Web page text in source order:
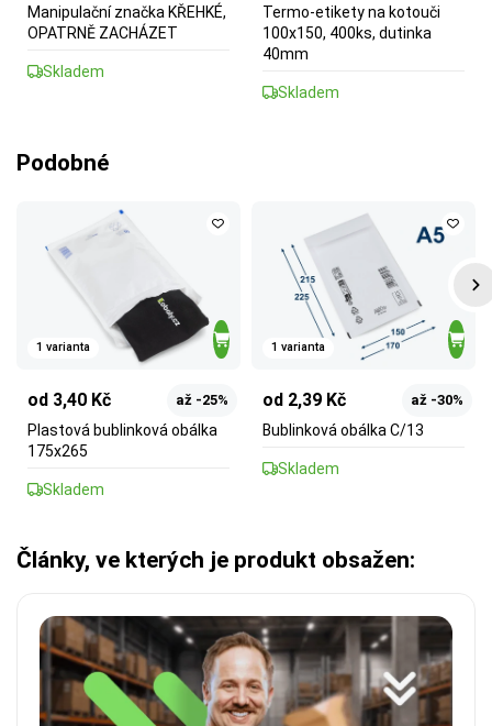
Manipulační značka KŘEHKÉ,
OPATRNĚ ZACHÁZET
Skladem
Termo-etikety na kotouči
100x150, 400ks, dutinka
40mm
Skladem
Podobné
1 varianta
od 3,40 Kč až -25%
Plastová bublinková obálka
175x265
Skladem
1 varianta
od 2,39 Kč až -30%
Bublinková obálka C/13
Skladem
Články, ve kterých je produkt obsažen: